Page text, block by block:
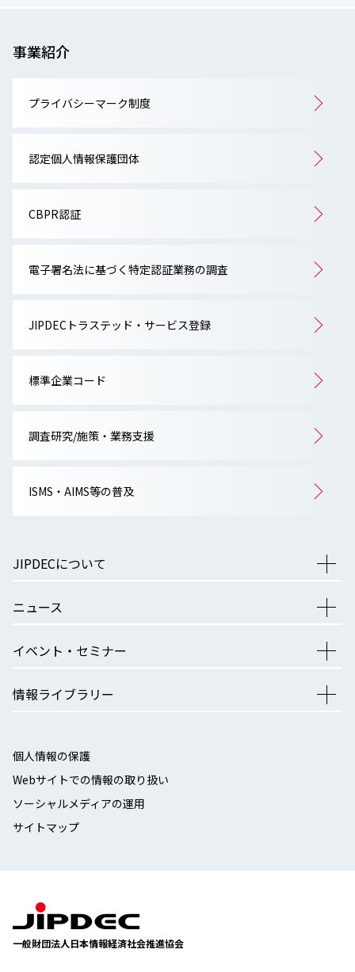
事業紹介
プライバシーマーク制度
認定個人情報保護団体
CBPR認証
電子署名法に基づく特定認証業務の調査
JIPDECトラステッド・サービス登録
標準企業コード
調査研究/施策・業務支援
ISMS・AIMS等の普及
JIPDECについて
ニュース
イベント・セミナー
情報ライブラリー
個人情報の保護
Webサイトでの情報の取り扱い
ソーシャルメディアの運用
サイトマップ
一般財団法人日本情報経済社会推進協会